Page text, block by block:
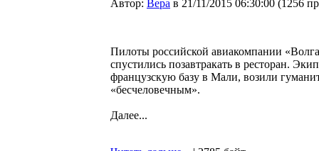
Автор: Bepa в 21/11/2015 06:30:00 (1256
Пилоты российской авиакомпании
спустились позавтракать в ресторан.
французскую базу в Мали, возили
«бесчеловечным».
Далее...